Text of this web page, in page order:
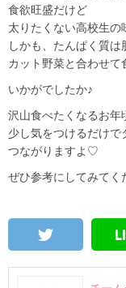
食欲旺盛だけど
太りたくない高校生
しかも、たんぱく質は
カット野菜と合わせて
いかがでしたか♪
沢山食べたくなるお年
少し気をつけるだけで
つながりますよ♡
ぜひ参考にしてみてく